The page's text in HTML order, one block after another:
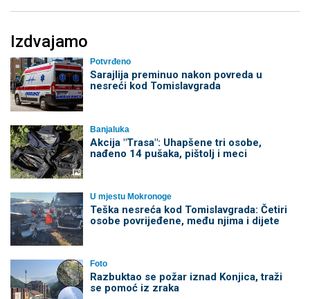
Izdvajamo
Potvrđeno
Sarajlija preminuo nakon povreda u
nesreći kod Tomislavgrada
Banjaluka
Akcija "Trasa": Uhapšene tri osobe,
nađeno 14 pušaka, pištolj i meci
U mjestu Mokronoge
Teška nesreća kod Tomislavgrada: Četiri
osobe povrijeđene, među njima i dijete
Foto
Razbuktao se požar iznad Konjica, traži
se pomoć iz zraka